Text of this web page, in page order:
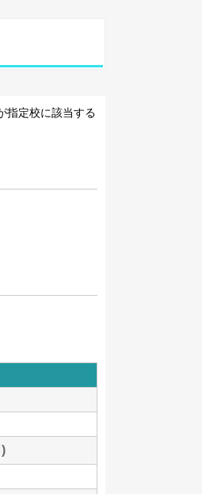
指定校に該当する
)